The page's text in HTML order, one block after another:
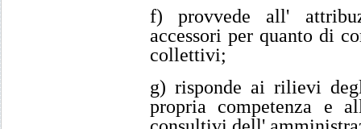
f) provvede all'
accessori per quanto di
collettivi;
g) risponde ai rilievi
propria competenza e